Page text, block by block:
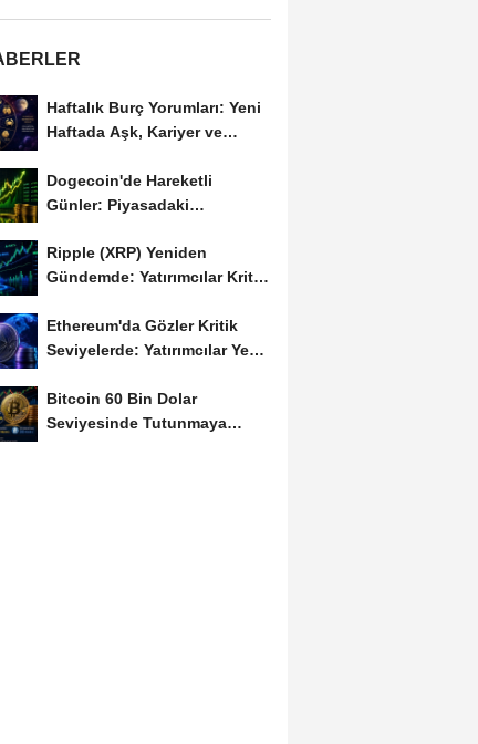
Haftalık Burç Yorumları: Yeni
Haftada Aşk, Kariyer ve
Dogecoin'de Hareketli
Günler: Piyasadaki
de...
Ripple (XRP) Yeniden
Gündemde: Yatırımcılar Kritik
Ethereum'da Gözler Kritik
Seviyelerde: Yatırımcılar Yeni
Bitcoin 60 Bin Dolar
Seviyesinde Tutunmaya